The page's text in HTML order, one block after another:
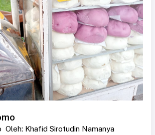
Oleh: Khafid Sirotudin Namanya